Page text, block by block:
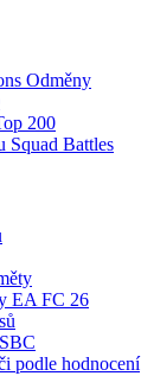
Odměny
200
Squad Battles
EA FC 26
podle hodnocení